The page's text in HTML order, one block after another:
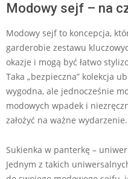
Modowy sejf – na
Modowy sejf to koncepcja,
garderobie zestawu
okazje i mogą być łatwo
Taka „bezpieczna” kolekcja
wygodna, ale jednocześnie
modowych wpadek i
założyć na ważne wydarzenie.
Sukienka w panterkę –
Jednym z takich